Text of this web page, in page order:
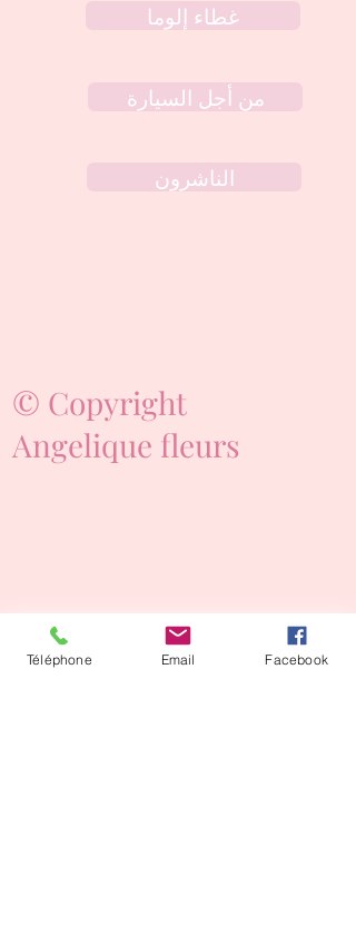
غطاء إلوما
من أجل السيارة
الناشرون
© Copyright
Angelique fleurs
Téléphone Email Facebook